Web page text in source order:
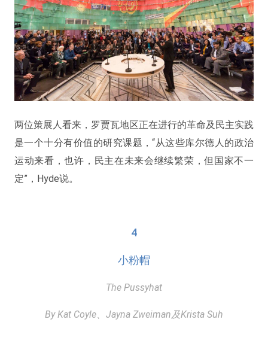
两位策展人看来，罗贾瓦地区正在进行的革命及民主实践
是一个十分有价值的研究课题，“从这些库尔德人的政治
运动来看，也许，民主在未来会继续繁荣，但国家不一
定”，Hyde说。
4
小粉帽
The Pussyhat
By Kat Coyle、Jayna Zweiman及Krista Suh